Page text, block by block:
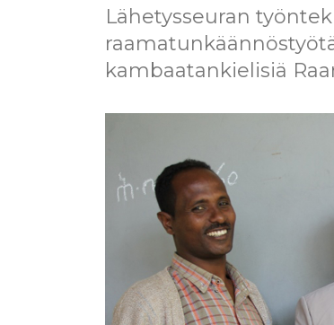
Lähetysseuran
kambaatankielisiä